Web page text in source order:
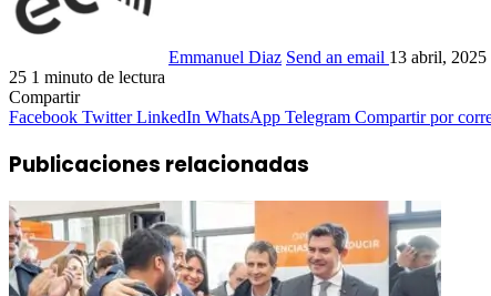
Emmanuel Diaz Send an email 13 abril, 2025
25 1 minuto de lectura
Compartir
Facebook Twitter LinkedIn WhatsApp Telegram Compartir por
Publicaciones relacionadas